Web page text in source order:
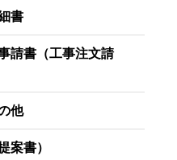
書
請書（工事注文請
他
案書）